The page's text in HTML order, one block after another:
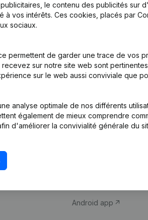
le contenu des publicités sur
à vos intérêts. Ces cookies, placés par
sociaux.
permettent de garder une trace de vos
sur notre site web sont
sur le web aussi conviviale que
analyse optimale de nos différents
également de mieux comprendre
d'améliorer la convivialité générale du
Produit
d’entreprise
Monitoring
Android app